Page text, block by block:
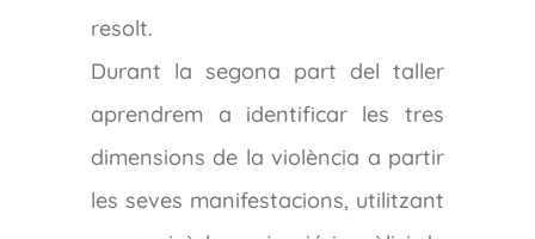
resolt.
Durant la segona part del taller
aprendrem a identificar les tres
dimensions de la violència a partir
les seves manifestacions, utilitzant